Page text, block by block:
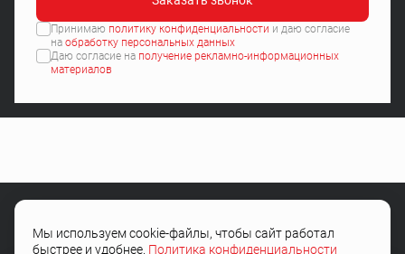
Принимаю политику конфиденциальности и даю согласие
наобработку персональных данных
Даю согласие на получение рекламно-информационных
материалов
+7 (4722) 505-504
Мы используем cookie-файлы, чтобы сайт работал
быстрее и удобнее. Политика конфиденциальности